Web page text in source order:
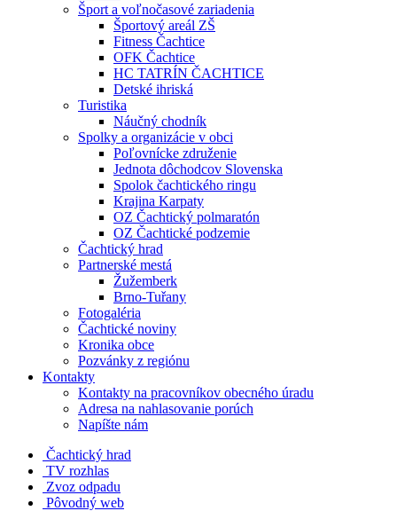
Šport a voľnočasové zariadenia
Športový areál ZŠ
Fitness Čachtice
OFK Čachtice
HC TATRÍN ČACHTICE
Detské ihriská
Turistika
Náučný chodník
Spolky a organizácie v obci
Poľovnícke združenie
Jednota dôchodcov Slovenska
Spolok čachtického ringu
Krajina Karpaty
OZ Čachtický polmaratón
OZ Čachtické podzemie
Čachtický hrad
Partnerské mestá
Žužemberk
Brno-Tuřany
Fotogaléria
Čachtické noviny
Kronika obce
Pozvánky z regiónu
Kontakty
Kontakty na pracovníkov obecného úradu
Adresa na nahlasovanie porúch
Napíšte nám
Čachtický hrad
TV rozhlas
Zvoz odpadu
Pôvodný web